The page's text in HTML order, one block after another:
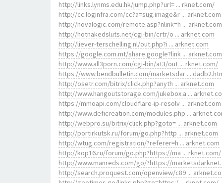
http://links.lynms.edu.hk/jump.php?url= ... rknet.com/
http://cc.loginfra.com/cc?a=sug.image&r ... arknet.com
http://novalogic.com/remote.asp?nlink=h ... arknet.com
http://hotnakedsluts.net/cgi-bin/crtr/o ... arknet.com
http://liever-terschelling.nl/out.php?i ... arknet.com
https://google.com.mt/share.google?link ... arknet.com
http://www.all3porn.com/cgi-bin/at3/out ... rknet.com/
https://www.bendbulletin.com/marketsdar ...
http://osetr.com/bitrix/click.php?anyth ... arknet.com
http://www.hangoutstorage.com/jukebox.a ...
https://mmoapi.com/cloudflare-ip-resolv ... arknet.com
http://www.deficreation.com/modules.php ...
http://webpro.su/bitrix/click.php?goto= ... arknet.com
http://portirkutsk.ru/forum/go.php?http ... arknet.com
http://wtug.com/registration/?referer=h ... arknet.com
http://kop16.ru/forum/go.php?https://ma ... rknet.com/
http://www.manreds.com/go/?https://
http://search.proquest.com/openview/c89 ...